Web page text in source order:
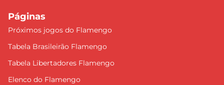
Páginas
Próximos jogos do Flamengo
Tabela Brasileirão Flamengo
Tabela Libertadores Flamengo
Elenco do Flamengo